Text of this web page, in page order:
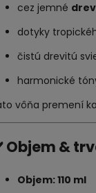
cez jemné
dotyky
čistú drevitú
harmonické
vôňa premení
Objem &
Objem: 110 ml